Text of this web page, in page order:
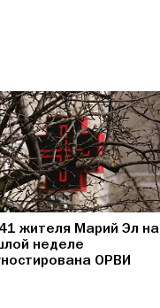
жителя Марий Эл на
неделе
ОРВИ